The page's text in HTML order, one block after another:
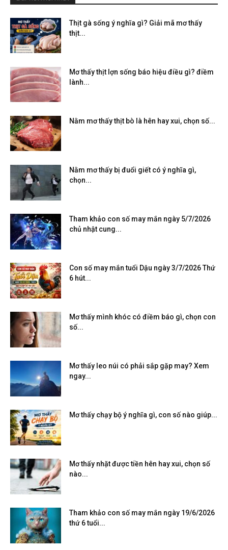
Thịt gà sống ý nghĩa gì? Giải mã mơ thấy
thịt...
Mơ thấy thịt lợn sống báo hiệu điều gì? điềm
lành...
Nằm mơ thấy thịt bò là hên hay xui, chọn số...
Nằm mơ thấy bị đuổi giết có ý nghĩa gì,
chọn...
Tham khảo con số may mắn ngày 5/7/2026
chủ nhật cung...
Con số may mắn tuổi Dậu ngày 3/7/2026 Thứ
6 hút...
Mơ thấy mình khóc có điềm báo gì, chọn con
số...
Mơ thấy leo núi có phải sắp gặp may? Xem
ngay...
Mơ thấy chạy bộ ý nghĩa gì, con số nào giúp...
Mơ thấy nhặt được tiền hên hay xui, chọn số
nào...
Tham khảo con số may mắn ngày 19/6/2026
thứ 6 tuổi...